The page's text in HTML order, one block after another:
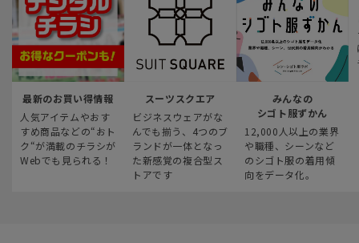
最新のお買い得情報
人気アイテムやおす
すめ商品などの“おト
ク“が満載のチラシが
Webでも見られる！
スーツスクエア
ビジネスウェアがな
んでも揃う、4つのブ
ランドが一体となっ
た新感覚の複合型ス
トアです
みんなの
シゴト服ずかん
12,000人以上の業界
や職種、シーンなど
のシゴト服の着用傾
向をデータ化。